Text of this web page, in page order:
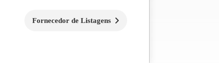
Fornecedor de Listagens